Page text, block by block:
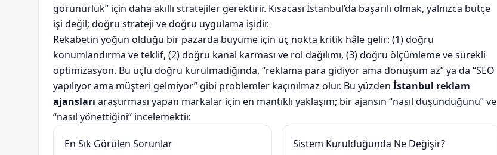
görünürlük” için daha akıllı stratejiler gerektirir. Kısacası İstanbul’da başarılı olmak, yalnızca bütçe
işi değil; doğru strateji ve doğru uygulama işidir.
Rekabetin yoğun olduğu bir pazarda büyüme için üç nokta kritik hâle gelir: (1) doğru
konumlandırma ve teklif, (2) doğru kanal karması ve rol dağılımı, (3) doğru ölçümleme ve sürekli
optimizasyon. Bu üçlü doğru kurulmadığında, “reklama para gidiyor ama dönüşüm az” ya da “SEO
yapılıyor ama müşteri gelmiyor” gibi problemler kaçınılmaz olur. Bu yüzden İstanbul reklam
ajansları araştırması yapan markalar için en mantıklı yaklaşım; bir ajansın “nasıl düşündüğünü” ve
“nasıl yönettiğini” incelemektir.
En Sık Görülen Sorunlar Sistem Kurulduğunda Ne Değişir?